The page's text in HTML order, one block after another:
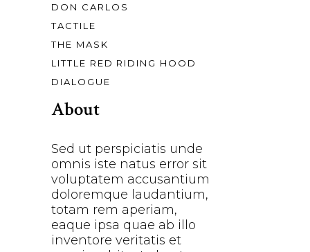
DON CARLOS
TACTILE
THE MASK
LITTLE RED RIDING HOOD
DIALOGUE
About
Sed ut perspiciatis unde
omnis iste natus error sit
voluptatem accusantium
doloremque laudantium,
totam rem aperiam,
eaque ipsa quae ab illo
inventore veritatis et